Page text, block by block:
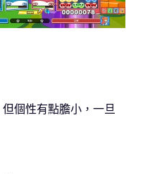
個性有點膽小，一旦